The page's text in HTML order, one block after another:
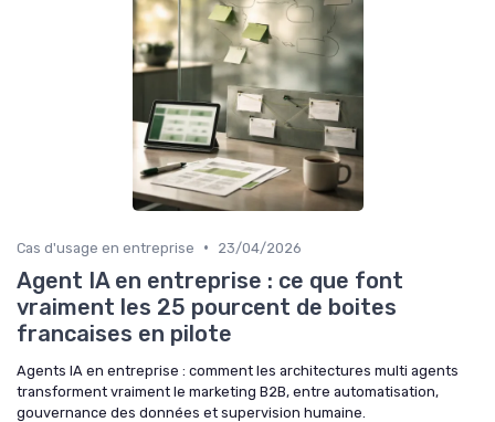
Cas d'usage en entreprise • 23/04/2026
Agent IA en entreprise : ce que font
vraiment les 25 pourcent de boites
francaises en pilote
Agents IA en entreprise : comment les architectures multi agents
transforment vraiment le marketing B2B, entre automatisation,
gouvernance des données et supervision humaine.